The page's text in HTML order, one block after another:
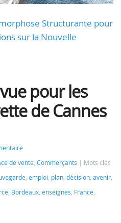
Structurante pour
sur la Nouvelle
pour les
de Cannes
de vente, Commerçants
Mots clés
, emploi, plan, décision, avenir,
, Bordeaux, enseignes, France,